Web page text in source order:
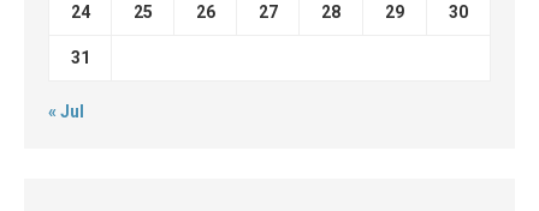
24 25 26 27 28 29 30
31
« Jul